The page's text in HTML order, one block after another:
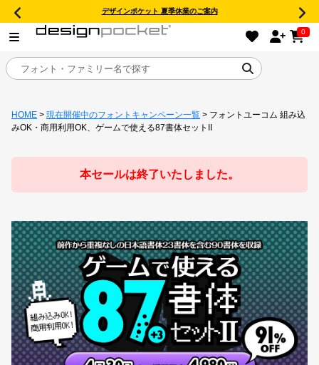
デザインポケット 夏季休業のご案内
0
目的別フォントガイド
特集
年間ライセンス商品
キャンペーン一覧
新着一覧
HOME > 現在開催中のフォントキャンペーン一覧 > フォントユーコム 組み込
みOK・商用利用OK、ゲームで使える87書体セットII
本セールは終了いたしました。